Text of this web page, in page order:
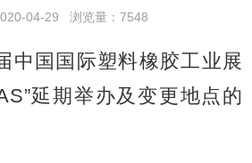
04-29 浏览量：7548
中国国际塑料橡胶工业展
延期举办及变更地点的